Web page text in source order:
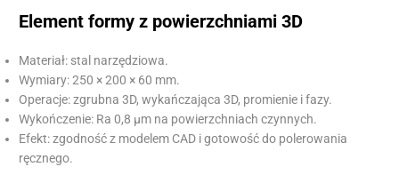
Element formy z powierzchniami 3D
Materiał: stal narzędziowa.
Wymiary: 250 × 200 × 60 mm.
Operacje: zgrubna 3D, wykańczająca 3D, promienie i fazy.
Wykończenie: Ra 0,8 µm na powierzchniach czynnych.
Efekt: zgodność z modelem CAD i gotowość do polerowania
ręcznego.